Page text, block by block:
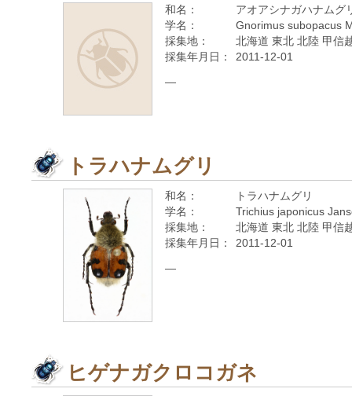
和名：
アオアシナガハナムグ
学名：
Gnorimus subopacus
採集地：
北海道 東北 北陸 甲信
採集年月日：
2011-12-01
—
トラハナムグリ
和名：
トラハナムグリ
学名：
Trichius japonicus
採集地：
北海道 東北 北陸 甲信
採集年月日：
2011-12-01
—
ヒゲナガクロコガネ